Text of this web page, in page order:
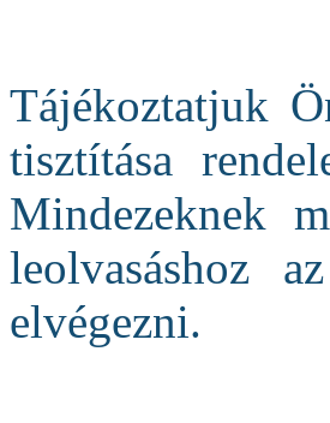
Tájékoztatjuk
tisztítása
Mindezeknek
leolvasáshoz
elvégezni.